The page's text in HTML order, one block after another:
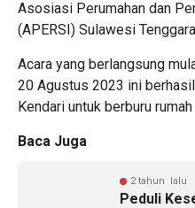
Asosiasi Perumahan dan
(APERSI) Sulawesi
Acara yang berlangsung
20 Agustus 2023 ini
Kendari untuk berburu
Baca Juga
2 tahun lalu
Peduli